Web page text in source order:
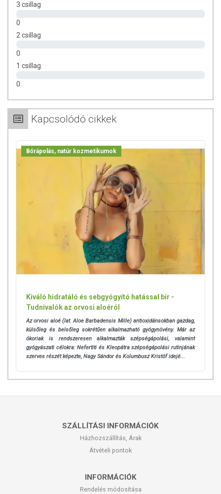
hogy ennek ellenére a webshopon szereplő adatok (beleértve a
természetéből adódóan. A friss, aktuális információkat a termékek
csomagolásán találják meg
3 csillag
0
2 csillag
0
1 csillag
0
Kapcsolódó cikkek
Bőrápolás, natúr kozmetikumok
Kiváló hidratáló és sebgyógyító hatással bír -
Tudnivalók az orvosi aloéról
Az orvosi aloé (lat. Aloe Barbadensis Mille) antioxidánsokban gazdag,
külsőleg és belsőleg sokrétűen alkalmazható gyógynövény. Már az
ókoriak is rendszeresen alkalmazták szépségápolási, valamint
gyógyászati célokra: Nefertiti és Kleopátra szépségápolási rutinjának
szerves részét képezte, Nagy Sándor és Kolumbusz Kristóf idejé...
SZÁLLÍTÁSI INFORMÁCIÓK
Házhozszállítás, Árak
Átvételi pontok
INFORMÁCIÓK
Rendelés módosítása